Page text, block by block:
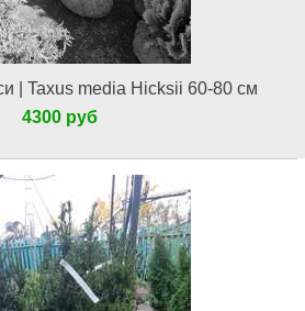
| Taxus media Hicksii 60-80 см
4300 руб